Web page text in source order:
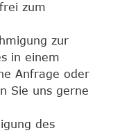
zum
zur
in einem
Anfrage oder
Sie uns gerne
des